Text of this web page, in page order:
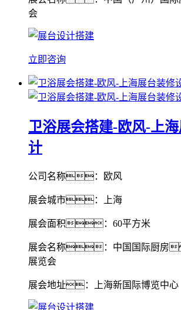
会
立即咨询
卫浴展会搭建-欧风-上
计
公司名称：欧风
展会城市：上海
展会面积：60平方米
展会名称：中国国际厨房
展览会
展会地址：上海新国际博览中心